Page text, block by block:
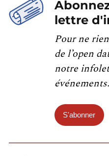
lettre
Pour ne
de l’open
notre
événements.
S'abonner